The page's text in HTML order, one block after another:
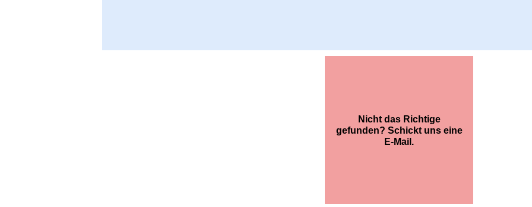
Nicht das Richtige
gefunden? Schickt uns eine
E-Mail.